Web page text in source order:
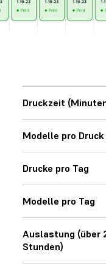
Druckzeit
Modelle pro Druck
Drucke pro Tag
Modelle pro Tag
Auslastung (über
Stunden)